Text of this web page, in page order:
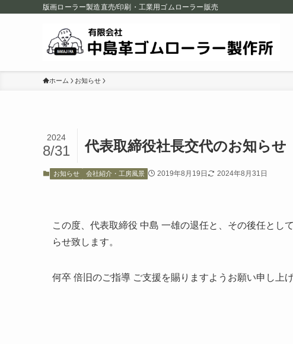
版画ローラー製造直売/印刷・工業用ゴムローラー販売
ホーム お知らせ
代表取締役社長交代のお知らせ
2024
8/31
お知らせ 会社紹介・工房風景 2019年8月19日 2024年8月31日
この度、代表取締役 中島 一雄の退任と、その後任とし
らせ致します。
何卒 倍旧のご指導 ご支援を賜りますようお願い申し上げ